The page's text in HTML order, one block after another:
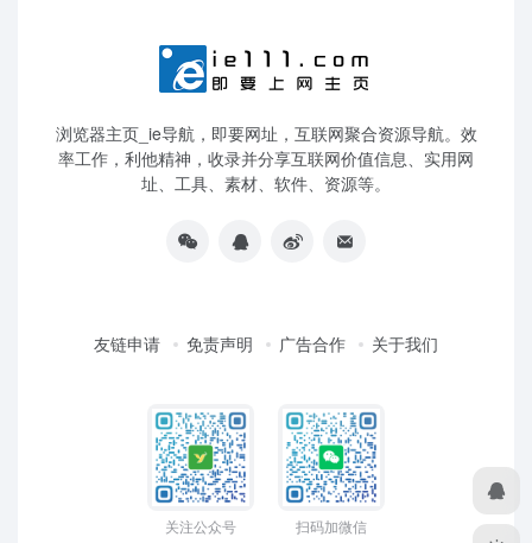
浏览器主页_ie导航，即要网址，互联网聚合资源导航。效
率工作，利他精神，收录并分享互联网价值信息、实用网
址、工具、素材、软件、资源等。
友链申请 免责声明 广告合作 关于我们
关注公众号 扫码加微信